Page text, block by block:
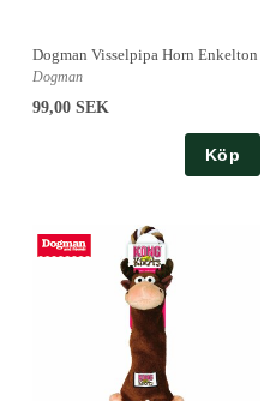
Dogman Visselpipa Horn Enkelton
Dogman
99,00 SEK
Köp